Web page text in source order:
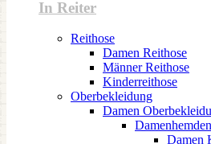
In Reiter
Reithose
Damen Reithose
Männer Reithose
Kinderreithose
Oberbekleidung
Damen
Damen